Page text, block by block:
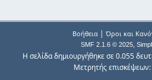
Βοήθεια| Όροι και
SMF 2.1.6 © 2025,
Η σελίδα δημιουργήθηκε σε 0.055
Μετρητής επισκέψεων: